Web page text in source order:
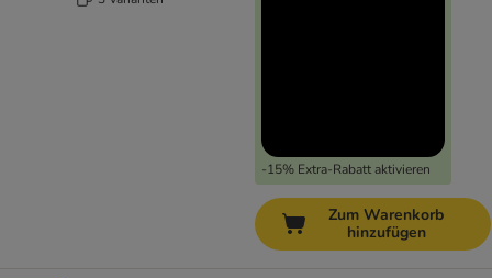
-15% Extra-Rabatt aktivieren
Zum Warenkorb
hinzufügen